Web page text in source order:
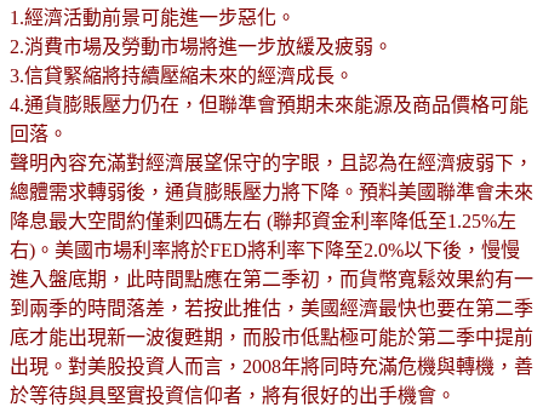
1.經濟活動前景可能進一步惡化。
2.消費市場及勞動市場將進一步放緩及疲弱。
3.信貸緊縮將持續壓縮未來的經濟成長。
4.通貨膨賬壓力仍在，但聯準會預期未來能源及商品價格可能
回落。
聲明內容充滿對經濟展望保守的字眼，且認為在經濟疲弱下，
總體需求轉弱後，通貨膨賬壓力將下降。預料美國聯準會未來
降息最大空間約僅剩四碼左右 (聯邦資金利率降低至1.25%左
右)。美國市場利率將於FED將利率下降至2.0%以下後，慢慢
進入盤底期，此時間點應在第二季初，而貨幣寬鬆效果約有一
到兩季的時間落差，若按此推估，美國經濟最快也要在第二季
底才能出現新一波復甦期，而股市低點極可能於第二季中提前
出現。對美股投資人而言，2008年將同時充滿危機與轉機，善
於等待與具堅實投資信仰者，將有很好的出手機會。